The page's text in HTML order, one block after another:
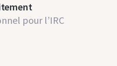
pour l’IRC